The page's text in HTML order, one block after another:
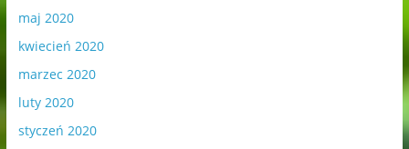
maj 2020
kwiecień 2020
marzec 2020
luty 2020
styczeń 2020